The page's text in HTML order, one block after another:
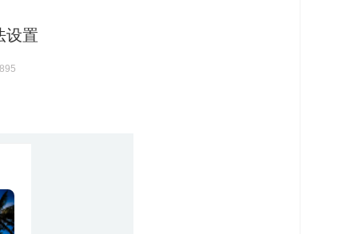
设置